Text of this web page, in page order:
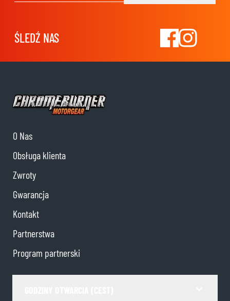
ŚLEDŹ NAS
O Nas
Obsługa klienta
Zwroty
Gwarancja
Kontakt
Partnerstwa
Program partnerski